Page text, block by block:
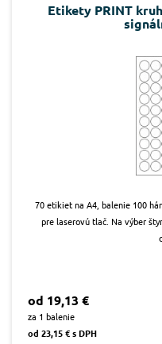
Etikety PRINT
70 etikiet na A4, balenie 100
pre laserovú tlač. Na výber
od 19,13 €
za 1 balenie
od 23,15 € s DPH